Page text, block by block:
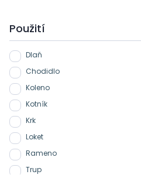
Použití
Dlaň
Chodidlo
Koleno
Kotník
Krk
Loket
Rameno
Trup